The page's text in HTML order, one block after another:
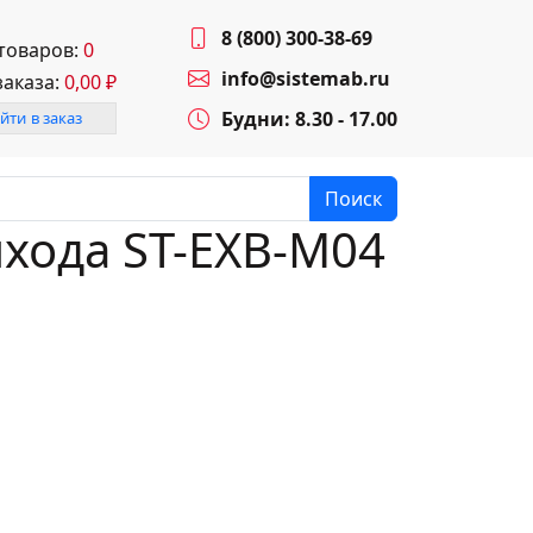
0
0,00₽
в заказ
8 (800) 300-38-69
info@sistemab.ru
Будни: 8.30 - 17.00
Поиск
ST-EXB-M04